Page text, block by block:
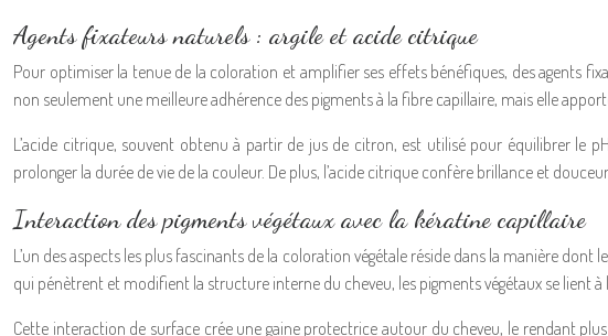
Agents fixateurs naturels : argile et acide citrique
Pour optimiser la tenue de la coloration et amplifier ses effets bénéfiques, des agents
non seulement une meilleure adhérence des pigments à la fibre capillaire, mais elle
L’acide citrique, souvent obtenu à partir de jus de citron, est utilisé pour équilibrer le
prolonger la durée de vie de la couleur. De plus, l’acide citrique confère brillance et
Interaction des pigments végétaux avec la kératine capillaire
L’un des aspects les plus fascinants de la coloration végétale réside dans la manière
qui pénètrent et modifient la structure interne du cheveu, les pigments végétaux se lient à
Cette interaction de surface crée une gaine protectrice autour du cheveu, le rendant